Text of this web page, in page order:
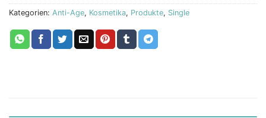
Kategorien: Anti-Age, Kosmetika, Produkte, Single